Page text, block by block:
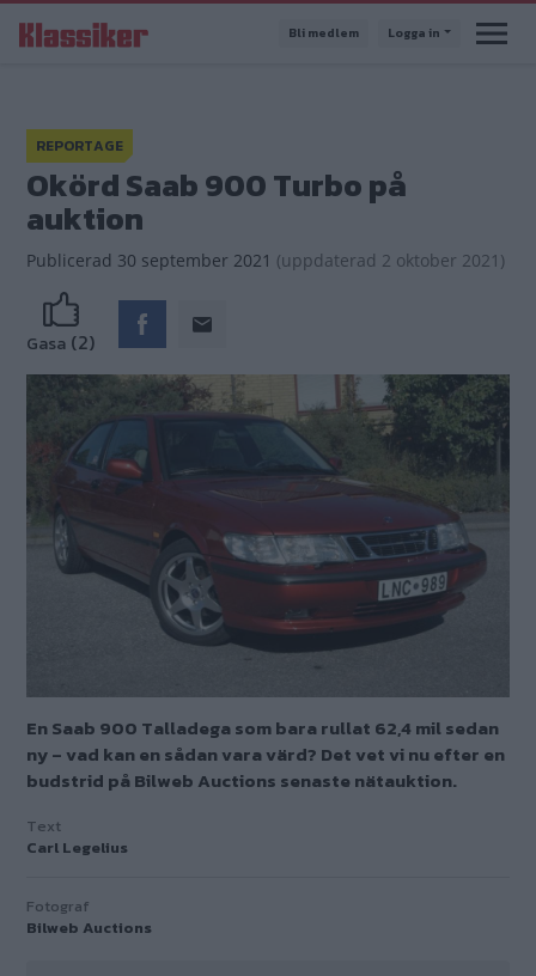
till
Bli medlem Logga in
REPORTAGE
Okörd Saab 900 Turbo på
auktion
Publicerad 30 september 2021 (uppdaterad 2 oktober 2021)
Gasa (2)
En Saab 900 Talladega som bara rullat 62,4 mil sedan
ny – vad kan en sådan vara värd? Det vet vi nu efter en
budstrid på Bilweb Auctions senaste nätauktion.
Text
Carl Legelius
Fotograf
Bilweb Auctions